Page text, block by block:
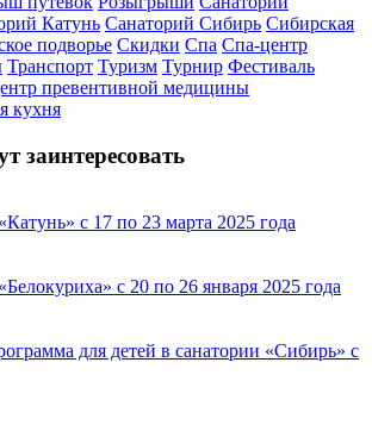
Катунь Санаторий Сибирь Сибирская
подворье Скидки Спа Спа-центр
Транспорт Туризм Турнир Фестиваль
превентивной медицины
кухня
заинтересовать
с 17 по 23 марта 2025 года
с 20 по 26 января 2025 года
для детей в санатории «Сибирь» с